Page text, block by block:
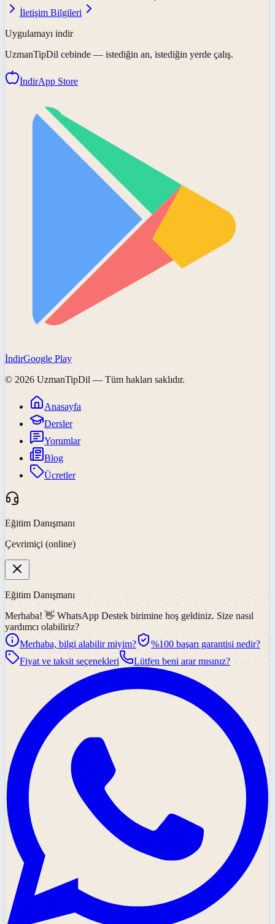
İletişim Bilgileri
Uygulamayı indir
UzmanTipDil cebinde — istediğin an, istediğin yerde çalış.
İndirApp Store
İndirGoogle Play
© 2026 UzmanTipDil — Tüm hakları saklıdır.
Anasayfa
Dersler
Yorumlar
Blog
Ücretler
Eğitim Danışmanı
Çevrimiçi (online)
Eğitim Danışmanı
Merhaba! 👋 WhatsApp Destek birimine hoş geldiniz. Size nasıl
yardımcı olabiliriz?
Merhaba, bilgi alabilir miyim?
%100 başarı garantisi nedir?
Fiyat ve taksit seçenekleri
Lütfen beni arar mısınız?